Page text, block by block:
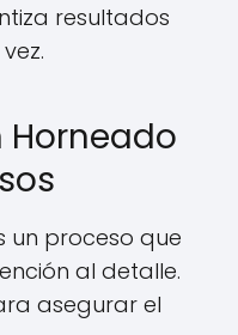
resultados
un proceso que
al detalle.
asegurar el